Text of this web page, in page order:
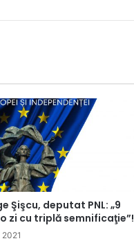
Şişcu, deputat PNL: „9
zi cu triplă semnificaţie”!